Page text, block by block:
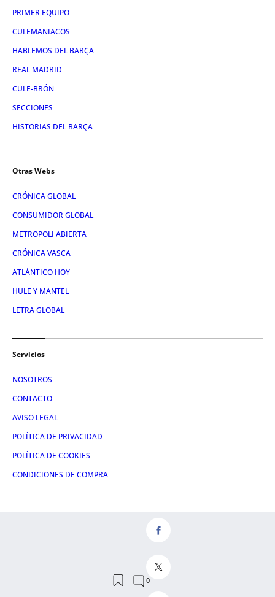
PRIMER EQUIPO
CULEMANIACOS
HABLEMOS DEL BARÇA
REAL MADRID
CULE-BRÓN
SECCIONES
HISTORIAS DEL BARÇA
Otras Webs
CRÓNICA GLOBAL
CONSUMIDOR GLOBAL
METROPOLI ABIERTA
CRÓNICA VASCA
ATLÁNTICO HOY
HULE Y MANTEL
LETRA GLOBAL
Servicios
NOSOTROS
CONTACTO
AVISO LEGAL
POLÍTICA DE PRIVACIDAD
POLÍTICA DE COOKIES
CONDICIONES DE COMPRA